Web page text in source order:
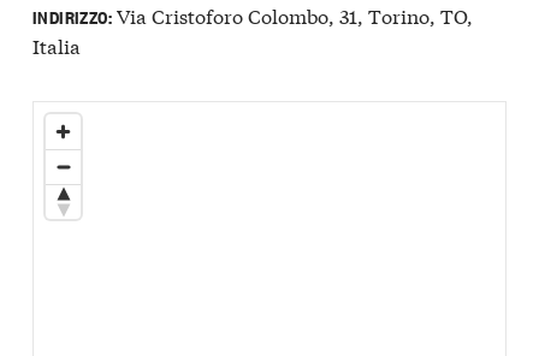
INDIRIZZO:Via Cristoforo Colombo, 31, Torino, TO,
Italia